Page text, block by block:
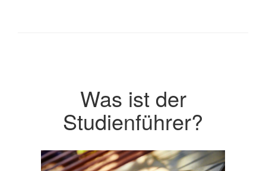
Was ist der
Studienführer?
Previous Next